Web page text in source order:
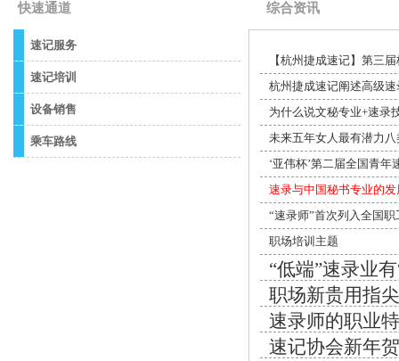
快速通道
速记服务
速记培训
设备销售
乘车路线
综合资讯
【杭州捷成速记】第三
杭州捷成速记阐述高级
为什么说文秘专业+速录
未来五年女人最有潜力
‘亚伟杯’第二届全国青年
速录与中国秘书专业的发
“速录师”首次列入全国
职场培训主题
“低端”速录业
职场新贵用指
速录师的职业
速记协会新年